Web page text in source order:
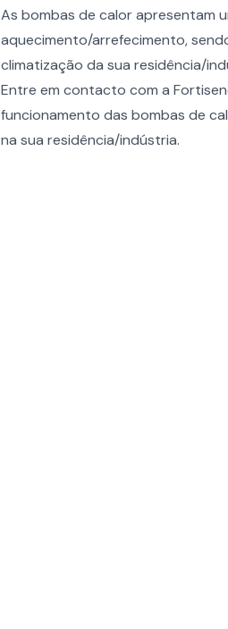
As bombas de calor apresentam
aquecimento/arrefecimento,
climatização da sua residência/
Entre em contacto com a
funcionamento das bombas de
na sua residência/indústria.